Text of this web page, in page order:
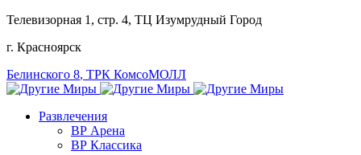
Телевизорная 1, стр. 4, ТЦ Изумрудный Город
г. Красноярск
Белинского 8, ТРК КомсоМОЛЛ
Развлечения
ВР Арена
ВР Классика